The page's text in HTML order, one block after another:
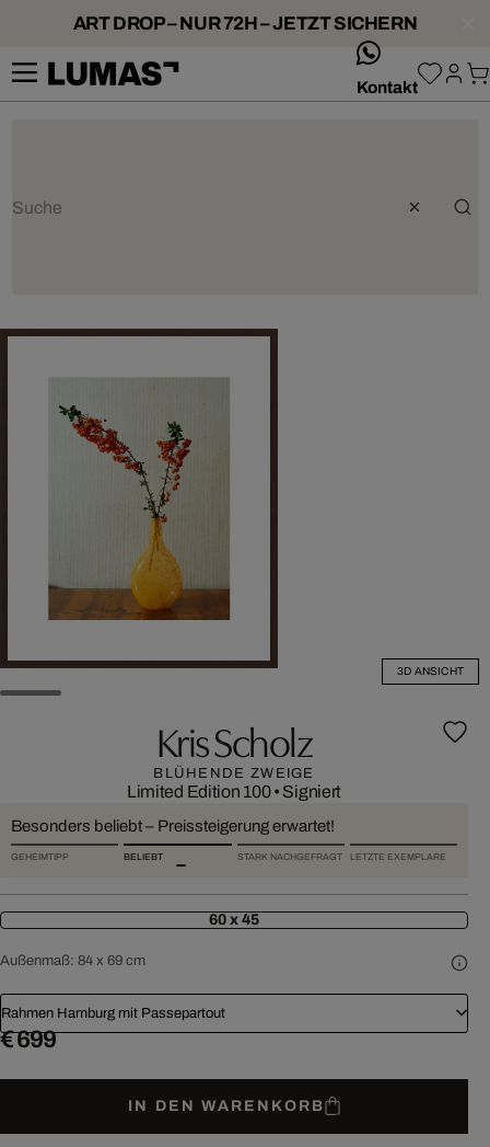
ART DROP – NUR 72H – JETZT SICHERN
Kontakt
3D ANSICHT
Kris Scholz
BLÜHENDE ZWEIGE
Limited Edition 100• Signiert
Besonders beliebt – Preissteigerung erwartet!
GEHEIMTIPP BELIEBT STARK NACHGEFRAGT LETZTE EXEMPLARE
60 x 45
Außenmaß: 84 x 69 cm
Rahmen Hamburg mit Passepartout
€ 699
IN DEN WARENKORB